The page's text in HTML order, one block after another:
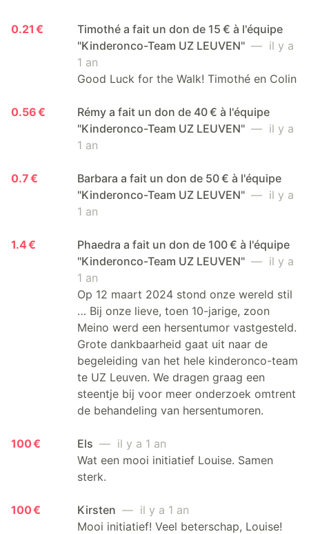
0.21 €
Timothé a fait un don de 15 € à l'équipe
"Kinderonco-Team UZ LEUVEN" — il y a
1 an
Good Luck for the Walk! Timothé en Colin
0.56 €
Rémy a fait un don de 40 € à l'équipe
"Kinderonco-Team UZ LEUVEN" — il y a
1 an
0.7 €
Barbara a fait un don de 50 € à l'équipe
"Kinderonco-Team UZ LEUVEN" — il y a
1 an
1.4 €
Phaedra a fait un don de 100 € à l'équipe
"Kinderonco-Team UZ LEUVEN" — il y a
1 an
Op 12 maart 2024 stond onze wereld stil
… Bij onze lieve, toen 10-jarige, zoon
Meino werd een hersentumor vastgesteld.
Grote dankbaarheid gaat uit naar de
begeleiding van het hele kinderonco-team
te UZ Leuven. We dragen graag een
steentje bij voor meer onderzoek omtrent
de behandeling van hersentumoren.
100 € Els — il y a 1 an
Wat een mooi initiatief Louise. Samen
sterk.
100 € Kirsten — il y a 1 an
Mooi initiatief! Veel beterschap, Louise!